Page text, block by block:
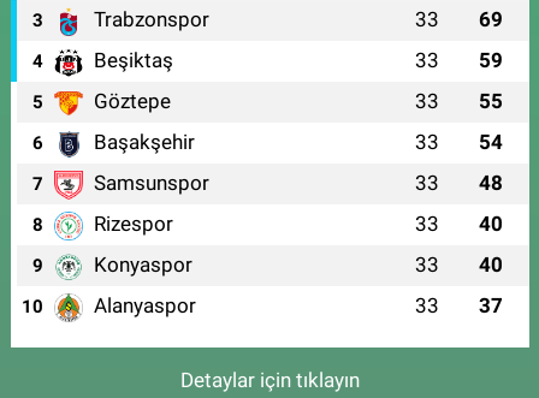
3 Trabzonspor 33 69
4 Beşiktaş 33 59
5 Göztepe 33 55
6 Başakşehir 33 54
7 Samsunspor 33 48
8 Rizespor 33 40
9 Konyaspor 33 40
10 Alanyaspor 33 37
Detaylar için tıklayın